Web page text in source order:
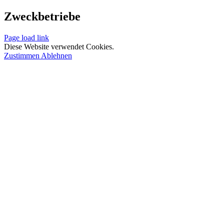
Zweckbetriebe
Page load link
Diese Website verwendet Cookies.
Zustimmen Ablehnen